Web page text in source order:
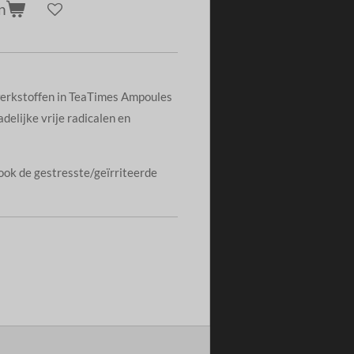
in TeaTimes Ampoules
vrije radicalen en
de gestresste/geïrriteerde